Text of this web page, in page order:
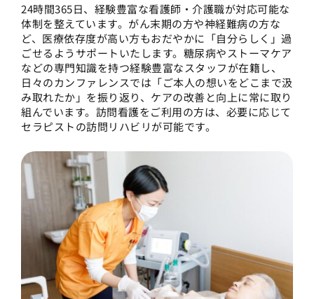
24時間365日、経験豊富な看護師・介護職が対応可能な
体制を整えています。がん末期の方や神経難病の方な
ど、医療依存度が高い方もおだやかに「自分らしく」過
ごせるようサポートいたします。糖尿病やストーマケア
などの専門知識を持つ経験豊富なスタッフが在籍し、
日々のカンファレンスでは「ご本人の想いをどこまで汲
み取れたか」を振り返り、ケアの改善と向上に常に取り
組んでいます。訪問看護をご利用の方は、必要に応じて
セラピストの訪問リハビリが可能です。